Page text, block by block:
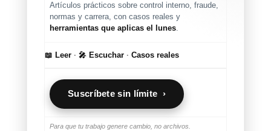
Artículos prácticos sobre control interno, fraude,
normas y carrera, con casos reales y
herramientas que aplicas el lunes.
📖 Leer · 🎤 Escuchar · Casos reales
Suscríbete sin límite ›
Para que tu trabajo genere cambio, no archivos.